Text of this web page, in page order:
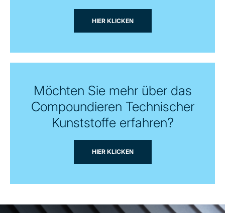
HIER KLICKEN
Möchten Sie mehr über das
Compoundieren Technischer
Kunststoffe erfahren?
HIER KLICKEN